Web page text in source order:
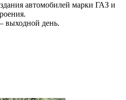
автомобилей марки ГАЗ и
выходной день.